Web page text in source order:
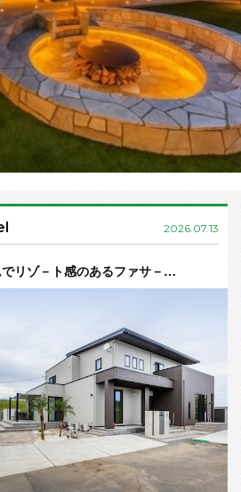
2026.07.13
リゾ－ト感のあるファサ－…